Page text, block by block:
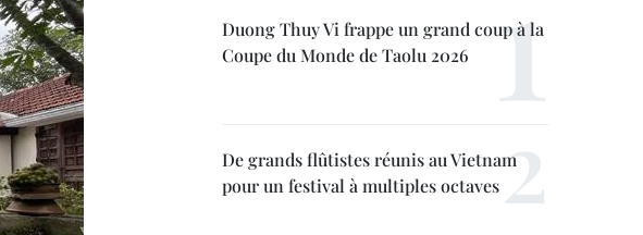
Duong Thuy Vi frappe un grand coup à la
Coupe du Monde de Taolu 2026
De grands flûtistes réunis au Vietnam
pour un festival à multiples octaves